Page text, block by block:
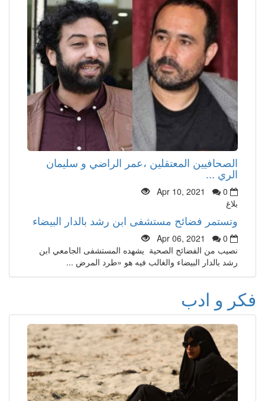
الصحافيين المعتقلين ،عمر الراضي و سليمان
الري ...
Apr 10, 2021
0
بلاغ
وتستمر فضائح مستشفى ابن رشد بالدار البيضاء
Apr 06, 2021
0
نصيب من الفضائح الصحية يشهده المستشفى الجامعي ابن
رشد بالدار البيضاء والغالب فيه هو «طرد المرض ...
فكر و ادب